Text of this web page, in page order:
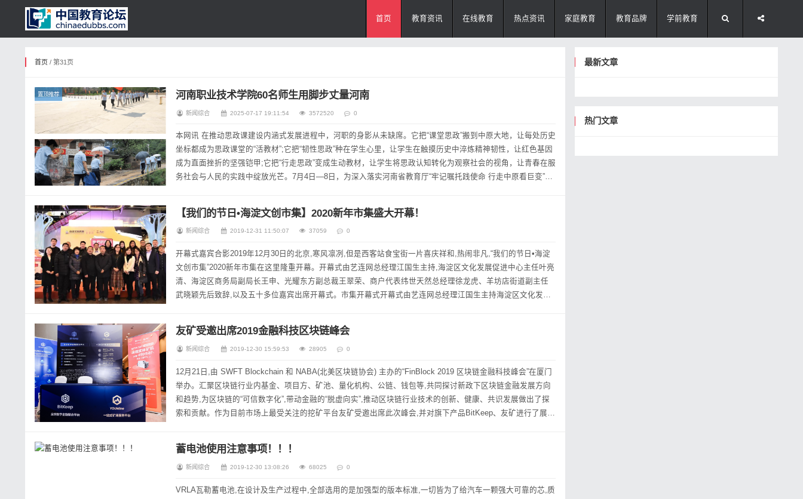
首页 教育资讯 在线教育 热点资讯 家庭教育 教育品牌 学前教育
首页/ 第31页
置顶推荐 河南职业技术学院60名师生用脚步丈量河南
新闻综合 2025-07-17 19:11:54 3572520 0
本网讯 在推动思政课建设内涵式发展进程中，河职的身影从未缺席。它把“课堂思政”搬到中原大地，让每处历史
坐标都成为思政课堂的“活教材”;它把“韧性思政”种在学生心里，让学生在触摸历史中淬炼精神韧性，让红色基因
成为直面挫折的坚强铠甲;它把“行走思政”变成生动教材，让学生将思政认知转化为观察社会的视角，让青春在服
务社会与人民的实践中绽放光芒。7月4日—8日，为深入落实河南省教育厅“牢记嘱托践使命 行走中原看巨变”开
【我们的节日•海淀文创市集】2020新年市集盛大开幕！
新闻综合 2019-12-31 11:50:07 37059 0
开幕式嘉宾合影2019年12月30日的北京,寒风凛冽,但是西客站食宝街一片喜庆祥和,热闹非凡,“我们的节日•海淀
文创市集”2020新年市集在这里隆重开幕。开幕式由艺连网总经理江国生主持,海淀区文化发展促进中心主任叶亮
清、海淀区商务局副局长王申、光耀东方副总裁王翠荣、商户代表纬世天然总经理徐龙虎、羊坊店街道副主任
武晓颖先后致辞,以及五十多位嘉宾出席开幕式。市集开幕式开幕式由艺连网总经理江国生主持海淀区文化发展
友矿受邀出席2019金融科技区块链峰会
新闻综合 2019-12-30 15:59:53 28905 0
12月21日,由 SWFT Blockchain 和 NABA(北美区块链协会) 主办的“FinBlock 2019 区块链金融科技峰会”在厦门
举办。汇聚区块链行业内基金、项目方、矿池、量化机构、公链、钱包等,共同探讨新政下区块链金融发展方向
和趋势,为区块链的“可信数字化”,带动金融的“脱虚向实”,推动区块链行业技术的创新、健康、共识发展做出了探
索和贡献。作为目前市场上最受关注的挖矿平台友矿受邀出席此次峰会,并对旗下产品BitKeep、友矿进行了展
蓄电池使用注意事项！！！
新闻综合 2019-12-30 13:08:26 68025 0
VRLA瓦勒蓄电池,在设计及生产过程中,全部选用的是加强型的版本标准,一切皆为了给汽车一颗强大可靠的芯,质
最新文章
热门文章